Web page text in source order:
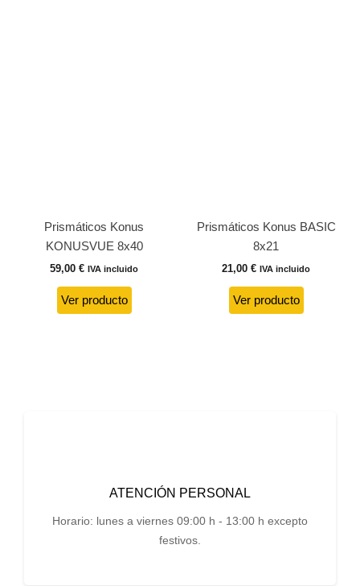
Prismáticos Konus
KONUSVUE 8x40
59,00 € IVA incluido
Ver producto
Prismáticos Konus BASIC
8x21
21,00 € IVA incluido
Ver producto
ATENCIÓN PERSONAL
Horario: lunes a viernes 09:00 h - 13:00 h excepto
festivos.